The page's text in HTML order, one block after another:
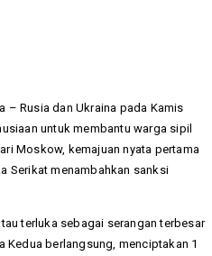
– Rusia dan Ukraina pada Kamis
untuk membantu warga sipil
Moskow, kemajuan nyata pertama
Serikat menambahkan sanksi
terluka sebagai serangan terbesar
Kedua berlangsung, menciptakan 1